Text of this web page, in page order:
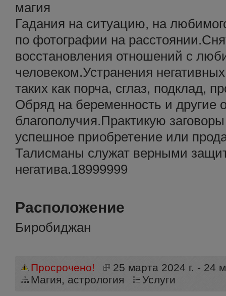
магия
Гадания на ситуацию, на
по фотографии на
восстановления отношений с
человеком.Устранения
таких как порча, сглаз, подклад,
Обряд на беременность и другие
благополучия.Практикую
успешное приобретение или
Талисманы служат верными
негатива.18999999
Расположение
Биробиджан
Просрочено!
25 марта 2024 г. - 24
Магия, астрология
Услуги